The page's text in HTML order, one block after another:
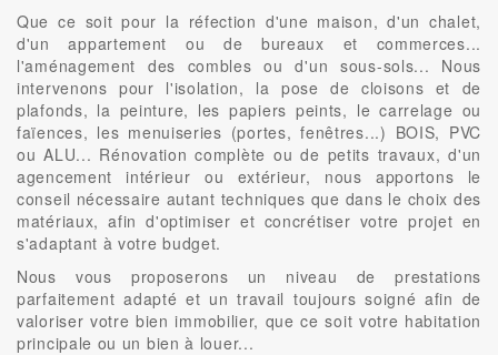
Que ce soit pour la réfection d'une maison, d'un chalet,
d'un appartement ou de bureaux et commerces...
l'aménagement des combles ou d'un sous-sols... Nous
intervenons pour l'isolation, la pose de cloisons et de
plafonds, la peinture, les papiers peints, le carrelage ou
faïences, les menuiseries (portes, fenêtres...) BOIS, PVC
ou ALU... Rénovation complète ou de petits travaux, d'un
agencement intérieur ou extérieur, nous apportons le
conseil nécessaire autant techniques que dans le choix des
matériaux, afin d'optimiser et concrétiser votre projet en
s'adaptant à votre budget.
Nous vous proposerons un niveau de prestations
parfaitement adapté et un travail toujours soigné afin de
valoriser votre bien immobilier, que ce soit votre habitation
principale ou un bien à louer...